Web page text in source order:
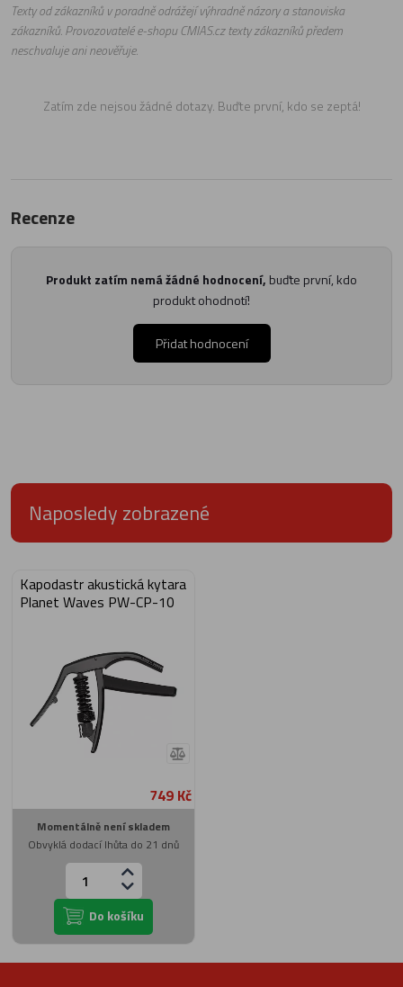
Texty od zákazníků v poradně odrážejí výhradně názory a stanoviska
zákazníků. Provozovatelé e-shopu CMIAS.cz texty zákazníků předem
neschvaluje ani neověřuje.
Zatím zde nejsou žádné dotazy. Buďte první, kdo se zeptá!
Recenze
Produkt zatím nemá žádné hodnocení, buďte první, kdo
produkt ohodnotí!
Přidat hodnocení
Naposledy zobrazené
Kapodastr akustická kytara
Planet Waves PW-CP-10
749 Kč
Momentálně není skladem
Obvyklá dodací lhůta do 21 dnů
Do košíku